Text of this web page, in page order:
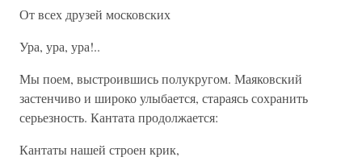
От всех друзей московских
Ура, ура, ура!..
Мы поем, выстроившись полукругом. Маяковский
застенчиво и широко улыбается, стараясь сохранить
серьезность. Кантата продолжается:
Кантаты нашей строен крик,